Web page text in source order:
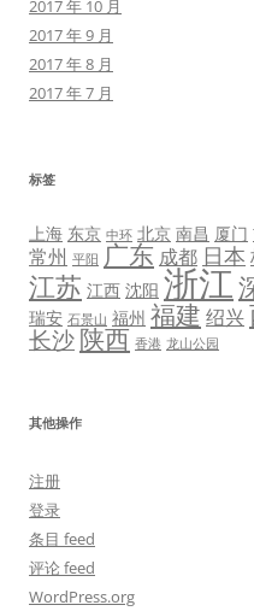
2017 年 10 月
2017 年 9 月
2017 年 8 月
2017 年 7 月
标签
上海 东京 中环 北京 南昌 厦门
常州 平阳 广东 成都 日本
江苏 江西 沈阳 浙江
瑞安 石景山 福州 福建 绍兴
长沙陕西 香港 龙山公园
其他操作
注册
登录
条目 feed
评论 feed
WordPress.org